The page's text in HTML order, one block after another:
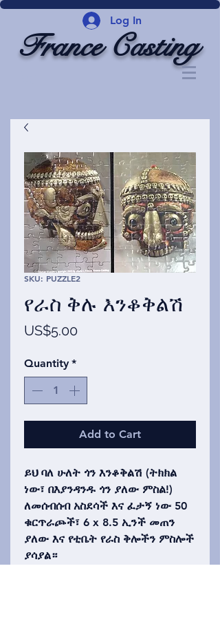
Log In
France Casting
SKU: PUZZLE2
የራስ ቅሉ እንቆቅልሽ
US$5.00Price
Quantity *
Add to Cart
ይህ ባለ ሁለት ጎን እንቆቅልሽ (ትክክል
ነው፣ በእያንዳንዱ ጎን ያለው ምስል!)
ለመሰብሰብ አስደሳች እና ፈታኝ ነው 50
ቁርጥራጮች፣ 6 x 8.5 ኢንች መጠን
ያለው እና የቲቤት የራስ ቅሎችን ምስሎች
ያሳያል።